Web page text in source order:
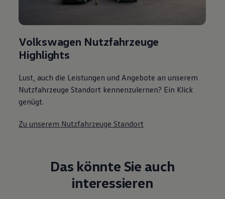
Volkswagen Nutzfahrzeuge
Highlights
Lust, auch die Leistungen und Angebote an unserem
Nutzfahrzeuge Standort kennenzulernen? Ein Klick
genügt.
Zu unserem Nutzfahrzeuge Standort
Das könnte Sie auch
interessieren